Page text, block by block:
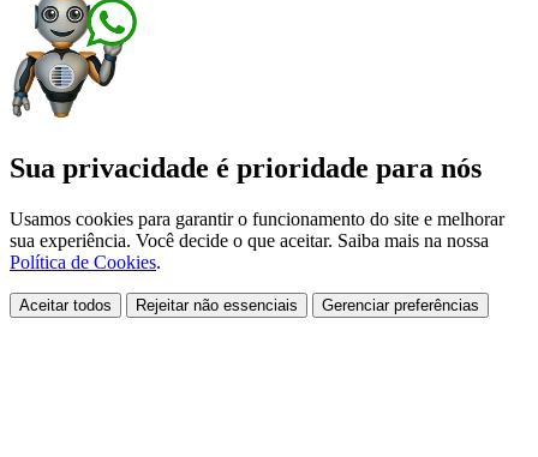
Sua privacidade é prioridade para nós
Usamos cookies para garantir o funcionamento do site e melhorar
sua experiência. Você decide o que aceitar. Saiba mais na nossa
Política de Cookies.
Aceitar todos Rejeitar não essenciais Gerenciar preferências